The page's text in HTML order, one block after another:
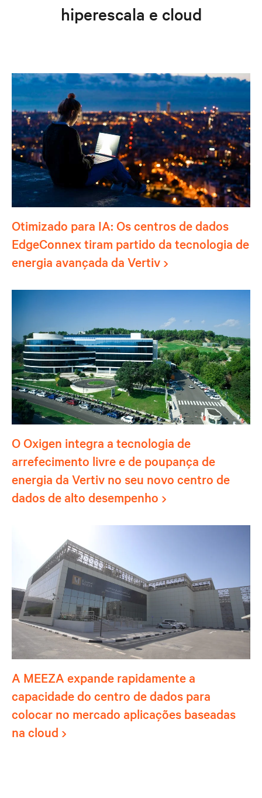
hiperescala e cloud
Otimizado para IA: Os centros de dados
EdgeConnex tiram partido da tecnologia de
energia avançada da Vertiv
O Oxigen integra a tecnologia de
arrefecimento livre e de poupança de
energia da Vertiv no seu novo centro de
dados de alto desempenho
A MEEZA expande rapidamente a
capacidade do centro de dados para
colocar no mercado aplicações baseadas
na cloud